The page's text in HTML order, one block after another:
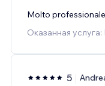
Molto professionale
Оказанная услуга:
5